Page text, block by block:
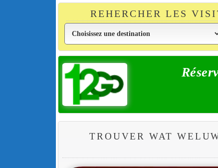
REHERCHER LES
TROUVER WAT